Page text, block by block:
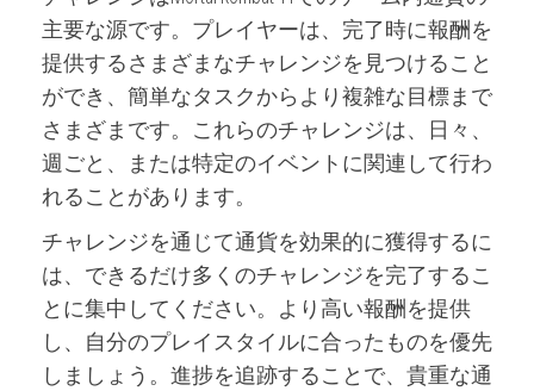
主要な源です。プレイヤーは、完了時に報酬を
提供するさまざまなチャレンジを見つけること
ができ、簡単なタスクからより複雑な目標まで
さまざまです。これらのチャレンジは、日々、
週ごと、または特定のイベントに関連して行わ
れることがあります。
チャレンジを通じて通貨を効果的に獲得するに
は、できるだけ多くのチャレンジを完了するこ
とに集中してください。より高い報酬を提供
し、自分のプレイスタイルに合ったものを優先
しましょう。進捗を追跡することで、貴重な通